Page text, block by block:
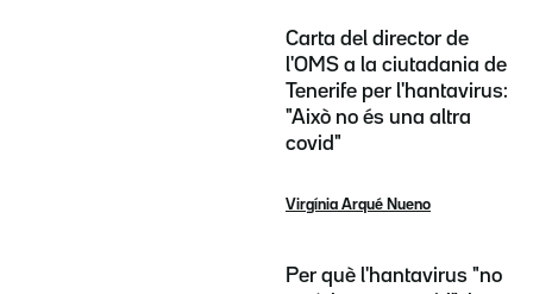
Carta del director de
l'OMS a la ciutadania de
Tenerife per l'hantavirus:
"Això no és una altra
covid"
Virgínia Arqué Nueno
Per què l'hantavirus "no